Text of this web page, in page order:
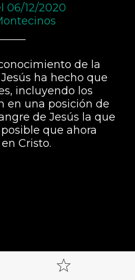
06/12/2020
de la
ha hecho que
incluyendo los
en una posición de
de Jesús la que
que ahora
Cristo.